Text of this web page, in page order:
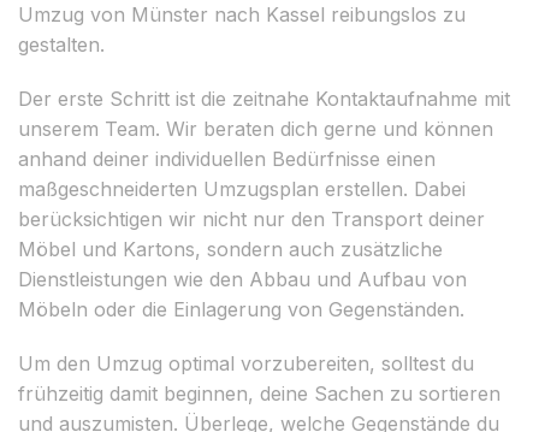
Umzug von Münster nach Kassel reibungslos zu
gestalten.
Der erste Schritt ist die zeitnahe Kontaktaufnahme mit
unserem Team. Wir beraten dich gerne und können
anhand deiner individuellen Bedürfnisse einen
maßgeschneiderten Umzugsplan erstellen. Dabei
berücksichtigen wir nicht nur den Transport deiner
Möbel und Kartons, sondern auch zusätzliche
Dienstleistungen wie den Abbau und Aufbau von
Möbeln oder die Einlagerung von Gegenständen.
Um den Umzug optimal vorzubereiten, solltest du
frühzeitig damit beginnen, deine Sachen zu sortieren
und auszumisten. Überlege, welche Gegenstände du